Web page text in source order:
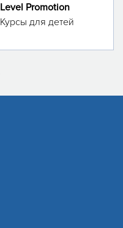
Level Promotion
Курсы для детей